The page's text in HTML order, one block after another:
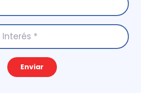
Enviar